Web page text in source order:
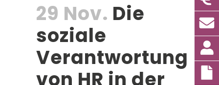
29 Nov. Die
soziale
Verantwortung
von HR in der